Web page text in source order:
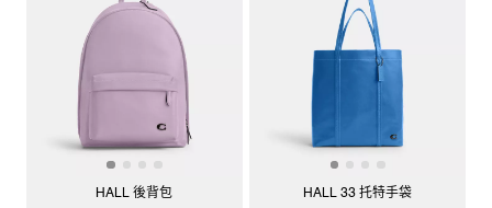
HALL 後背包 HALL 33 托特手袋